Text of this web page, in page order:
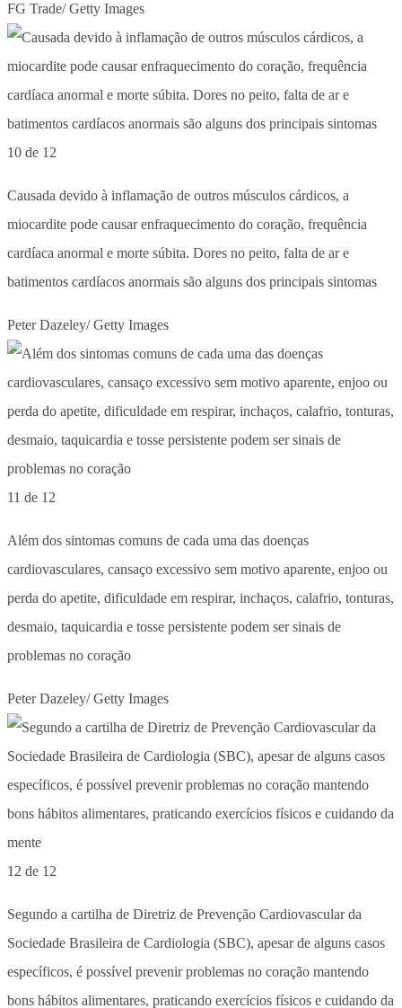
FG Trade/ Getty Images
10 de 12
Causada devido à inflamação de outros músculos cárdicos, a
miocardite pode causar enfraquecimento do coração, frequência
cardíaca anormal e morte súbita. Dores no peito, falta de ar e
batimentos cardíacos anormais são alguns dos principais sintomas
Peter Dazeley/ Getty Images
11 de 12
Além dos sintomas comuns de cada uma das doenças
cardiovasculares, cansaço excessivo sem motivo aparente, enjoo ou
perda do apetite, dificuldade em respirar, inchaços, calafrio, tonturas,
desmaio, taquicardia e tosse persistente podem ser sinais de
problemas no coração
Peter Dazeley/ Getty Images
12 de 12
Segundo a cartilha de Diretriz de Prevenção Cardiovascular da
Sociedade Brasileira de Cardiologia (SBC), apesar de alguns casos
específicos, é possível prevenir problemas no coração mantendo
bons hábitos alimentares, praticando exercícios físicos e cuidando da